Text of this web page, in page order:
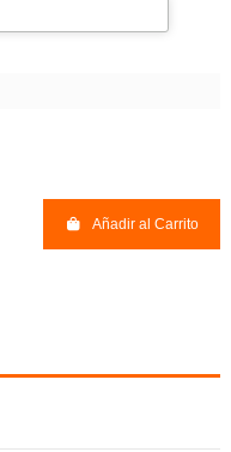
Añadir al Carrito